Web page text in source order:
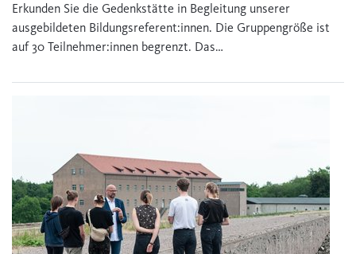
Erkunden Sie die Gedenkstätte in Begleitung unserer
ausgebildeten Bildungsreferent:innen. Die Gruppengröße ist
auf 30 Teilnehmer:innen begrenzt. Das…